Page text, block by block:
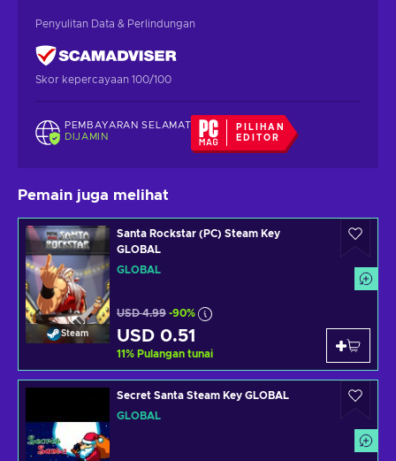
Penyulitan Data & Perlindungan
Skor kepercayaan 100/100
PEMBAYARAN SELAMAT
DIJAMIN
PILIHAN
EDITOR
Pemain juga melihat
Steam
Santa Rockstar (PC) Steam Key
GLOBAL
GLOBAL
USD 4.99 -90%
USD 0.51
11% Pulangan tunai
Secret Santa Steam Key GLOBAL
GLOBAL